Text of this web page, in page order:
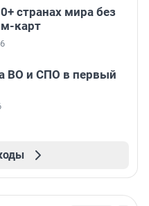
странах мира без
карт
ВО и СПО в первый